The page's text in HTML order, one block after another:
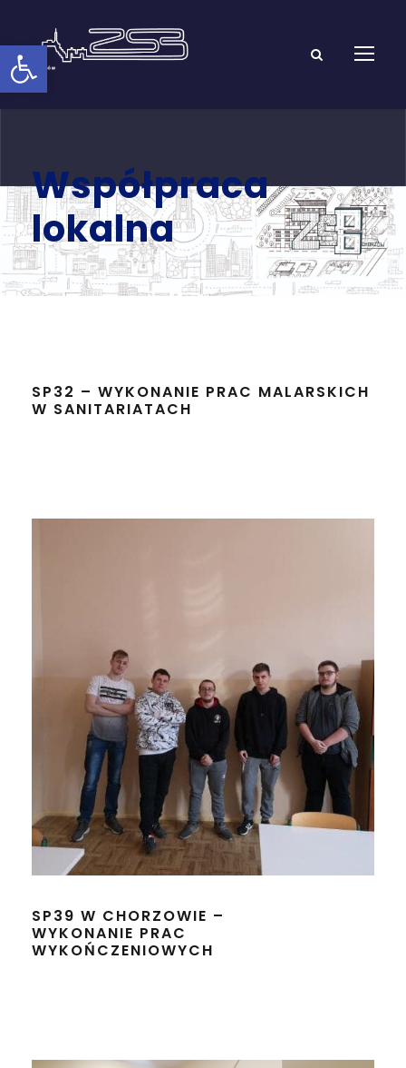
Open toolbar
Współpraca
lokalna
SP32 – WYKONANIE PRAC MALARSKICH
W SANITARIATACH
SP39 W CHORZOWIE –
WYKONANIE PRAC
WYKOŃCZENIOWYCH